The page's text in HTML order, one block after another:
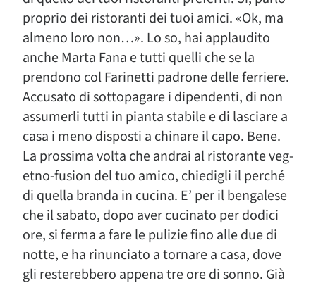
proprio dei ristoranti dei tuoi amici. «Ok, ma
almeno loro non…». Lo so, hai applaudito
anche Marta Fana e tutti quelli che se la
prendono col Farinetti padrone delle ferriere.
Accusato di sottopagare i dipendenti, di non
assumerli tutti in pianta stabile e di lasciare a
casa i meno disposti a chinare il capo. Bene.
La prossima volta che andrai al ristorante veg-
etno-fusion del tuo amico, chiedigli il perché
di quella branda in cucina. E’ per il bengalese
che il sabato, dopo aver cucinato per dodici
ore, si ferma a fare le pulizie fino alle due di
notte, e ha rinunciato a tornare a casa, dove
gli resterebbero appena tre ore di sonno. Già